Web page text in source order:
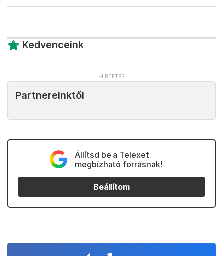
Kedvenceink
Partnereinktől
Állítsd be a Telexet
megbízható forrásnak!
Beállítom